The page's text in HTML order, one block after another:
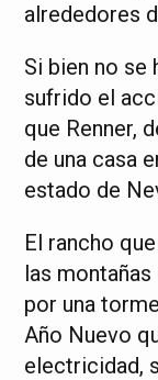
alrededores
Si bien no se
sufrido el
que Renner,
de una casa
estado de
El rancho
las
por una
Año Nuevo
electricidad,